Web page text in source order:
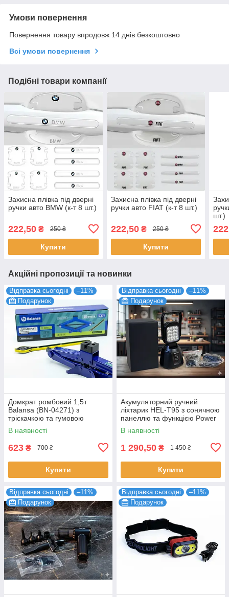
Умови повернення
Повернення товару впродовж 14 днів безкоштовно
Всі умови повернення
Подібні товари компанії
Захисна плівка під дверні
ручки авто BMW (к-т 8 шт.)
222,50 ₴ 250 ₴
Купити
Захисна плівка під дверні
ручки авто FIAT (к-т 8 шт.)
222,50₴ 250 ₴
Купити
шт.)
Акційні пропозиції та новинки
Відправка сьогодні
–11%
Подарунок
Домкрат ромбовий 1,5т
Balansa (BN-04271) з
тріскачкою та гумовою
опорою, висота 115-420 мм
В наявності
623 ₴ 700 ₴
Купити
Відправка сьогодні
–11%
Подарунок
Акумуляторний ручний
ліхтарик HEL-T95 з сонячною
панеллю та функцією Power
Bank, потужний LED ліхтар
В наявності
1 290,50 ₴ 1 450 ₴
Купити
Відправка сьогодні
–11%
Подарунок
Відправка сьогодні
–11%
Подарунок